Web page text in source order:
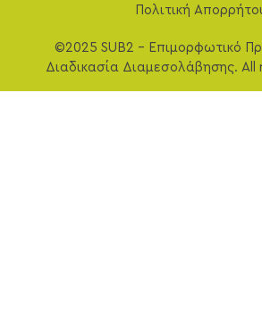
©2025 SUB2 – Επιμορφωτικό
Διαδικασία Διαμεσολάβησης. All
Πολιτική